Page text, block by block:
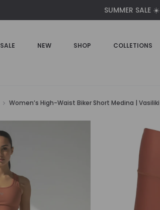
SUMMER SALE ☀️
SALE NEW SHOP
COLLETIONS
Women’s High-Waist Biker Short Medina | Vasiliki